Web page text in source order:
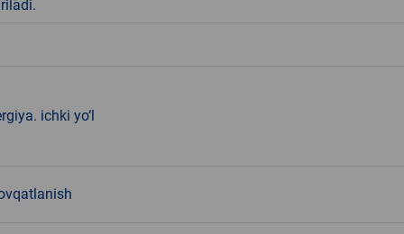
ichki yo‘l